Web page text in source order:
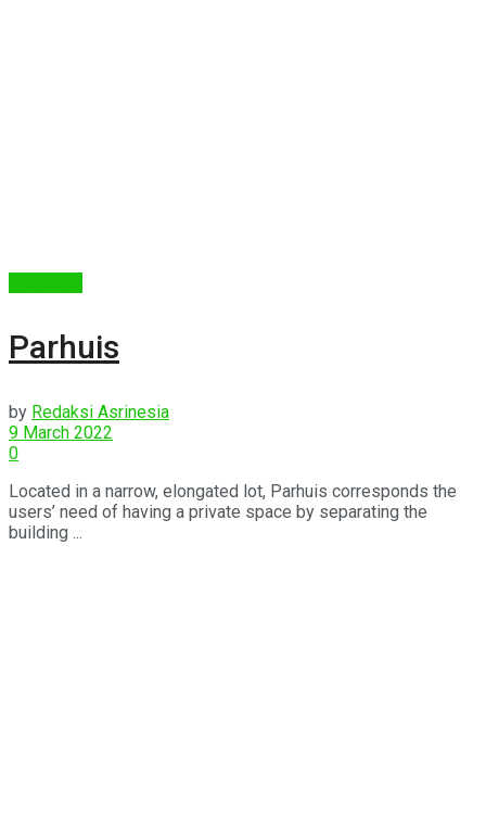
Parhuis
by Redaksi Asrinesia
9 March 2022
0
Located in a narrow, elongated lot, Parhuis corresponds the
users’ need of having a private space by separating the
building ...